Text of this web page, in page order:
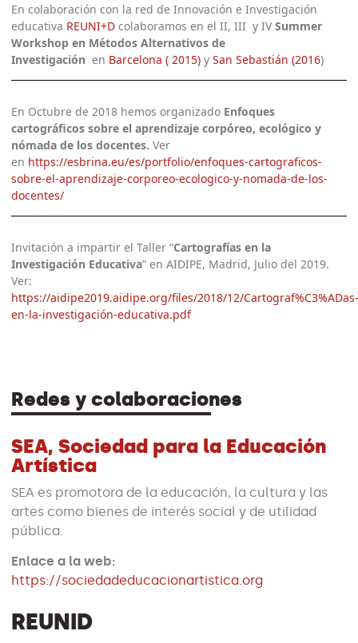
En colaboración con la red de Innovación e Investigación
educativa REUNI+D colaboramos en el II, III y IVSummer
Workshop en Métodos Alternativos de
Investigación en Barcelona ( 2015) ySan Sebastián (2016)
En Octubre de 2018 hemos organizado Enfoques
cartográficos sobre el aprendizaje corpóreo, ecológico y
nómada de los docentes.Ver
en https://esbrina.eu/es/portfolio/enfoques-cartograficos-
sobre-el-aprendizaje-corporeo-ecologico-y-nomada-de-los-
docentes/
Invitación a impartir el Taller “Cartografías en la
Investigación Educativa” en AIDIPE, Madrid, Julio del 2019.
Ver:
https://aidipe2019.aidipe.org/files/2018/12/
en-la-investigación-educativa.pdf
Redes y colaboraciones
SEA, Sociedad para la Educación
Artística
SEA es promotora de la educación, la cultura y las
artes como bienes de interés social y de utilidad
pública.
Enlace a la web:
https://sociedadeducacionartistica.org
REUNID